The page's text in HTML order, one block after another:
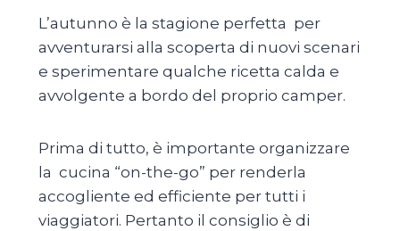
L’autunno è la stagione perfetta per
avventurarsi alla scoperta di nuovi scenari
e sperimentare qualche ricetta calda e
avvolgente a bordo del proprio camper.
Prima di tutto, è importante organizzare
la cucina “on-the-go” per renderla
accogliente ed efficiente per tutti i
viaggiatori. Pertanto il consiglio è di